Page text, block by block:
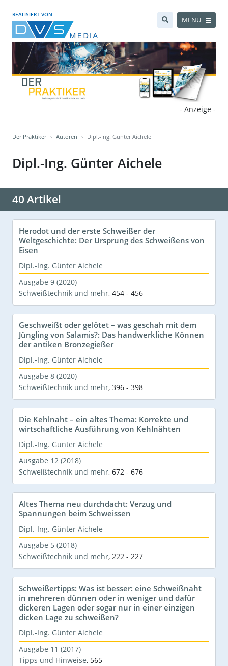
REALISIERT VON
MENÜ
- Anzeige -
Der Praktiker Autoren Dipl.-Ing. Günter Aichele
Dipl.-Ing. Günter Aichele
40 Artikel
Herodot und der erste Schweißer der
Weltgeschichte: Der Ursprung des Schweißens von
Eisen
Dipl.-Ing. Günter Aichele
Ausgabe 9 (2020)
Schweißtechnik und mehr, 454 - 456
Geschweißt oder gelötet – was geschah mit dem
Jüngling von Salamis?: Das handwerkliche Können
der antiken Bronzegießer
Dipl.-Ing. Günter Aichele
Ausgabe 8 (2020)
Schweißtechnik und mehr, 396 - 398
Die Kehlnaht – ein altes Thema: Korrekte und
wirtschaftliche Ausführung von Kehlnähten
Dipl.-Ing. Günter Aichele
Ausgabe 12 (2018)
Schweißtechnik und mehr, 672 - 676
Altes Thema neu durchdacht: Verzug und
Spannungen beim Schweissen
Dipl.-Ing. Günter Aichele
Ausgabe 5 (2018)
Schweißtechnik und mehr, 222 - 227
Schweißertipps: Was ist besser: eine Schweißnaht
in mehreren dünnen oder in weniger und dafür
dickeren Lagen oder sogar nur in einer einzigen
dicken Lage zu schweißen?
Dipl.-Ing. Günter Aichele
Ausgabe 11 (2017)
Tipps und Hinweise, 565